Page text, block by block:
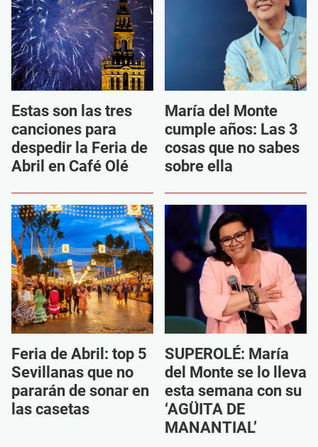
Estas son las tres
canciones para
despedir la Feria de
Abril en Café Olé
María del Monte
cumple años: Las 3
cosas que no sabes
sobre ella
Feria de Abril: top 5
Sevillanas que no
pararán de sonar en
las casetas
SUPEROLÉ: María
del Monte se lo lleva
esta semana con su
‘AGÜITA DE
MANANTIAL’